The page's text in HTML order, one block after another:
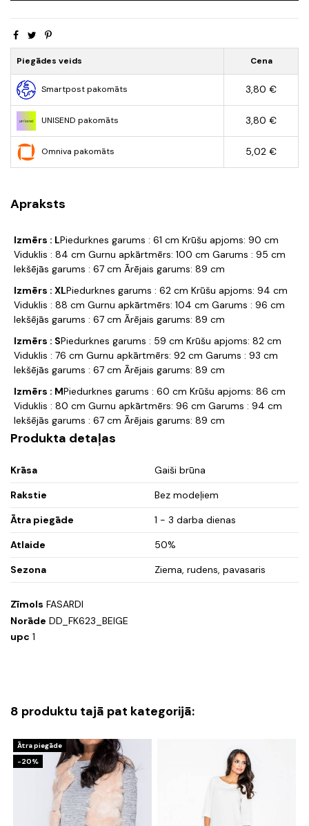
Piegādes veids Cena
Smartpost pakomāts 3,80 €
UNISEND pakomāts 3,80 €
Omniva pakomāts 5,02 €
Apraksts
Izmērs : LPiedurknes garums : 61 cm Krūšu apjoms: 90 cm
Viduklis : 84 cm Gurnu apkārtmērs: 100 cm Garums : 95 cm
Iekšējās garums : 67 cm Ārējais garums: 89 cm
Izmērs : XLPiedurknes garums : 62 cm Krūšu apjoms: 94 cm
Viduklis : 88 cm Gurnu apkārtmērs: 104 cm Garums : 96 cm
Iekšējās garums : 67 cm Ārējais garums: 89 cm
Izmērs : SPiedurknes garums : 59 cm Krūšu apjoms: 82 cm
Viduklis : 76 cm Gurnu apkārtmērs: 92 cm Garums : 93 cm
Iekšējās garums : 67 cm Ārējais garums: 89 cm
Izmērs : MPiedurknes garums : 60 cm Krūšu apjoms: 86 cm
Viduklis : 80 cm Gurnu apkārtmērs: 96 cm Garums : 94 cm
Iekšējās garums : 67 cm Ārējais garums: 89 cm
Produkta detaļas
Krāsa
Gaiši brūna
Rakstie
Bez modeļiem
Ātra piegāde
1 - 3 darba dienas
Atlaide
50%
Sezona
Ziema, rudens, pavasaris
Zīmols FASARDI
Norāde DD_FK623_BEIGE
upc 1
8 produktu tajā pat kategorijā:
Ātra piegāde
-20%